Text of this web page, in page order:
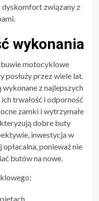
dyskomfort związany z
wykonania
motocyklowe
przez wiele lat.
z najlepszych
trwałość i odporność
zamki i wytrzymałe
dobre buty
inwestycja w
ponieważ nie
butów na nowe.